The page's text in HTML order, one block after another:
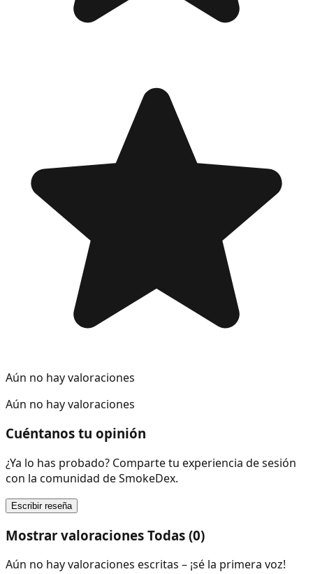
Aún no hay valoraciones
Aún no hay valoraciones
Cuéntanos tu opinión
¿Ya lo has probado? Comparte tu experiencia de sesión
con la comunidad de SmokeDex.
Escribir reseña
Mostrar valoraciones Todas (0)
Aún no hay valoraciones escritas – ¡sé la primera voz!